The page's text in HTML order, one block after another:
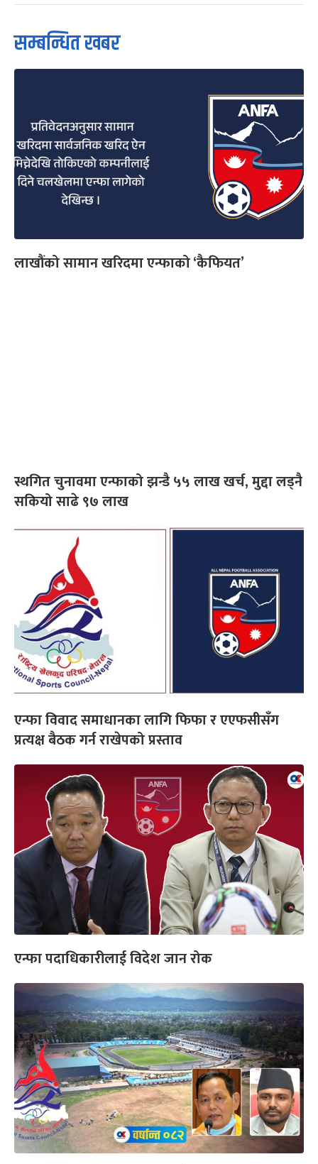
सम्बन्धित खबर
लाखौंको सामान खरिदमा एन्फाको ‘कैफियत’
स्थगित चुनावमा एन्फाको झन्डै ५५ लाख खर्च, मुद्दा लड्नै
सकियो साढे ९७ लाख
एन्फा विवाद समाधानका लागि फिफा र एएफसीसँग
प्रत्यक्ष बैठक गर्न राखेपको प्रस्ताव
एन्फा पदाधिकारीलाई विदेश जान रोक